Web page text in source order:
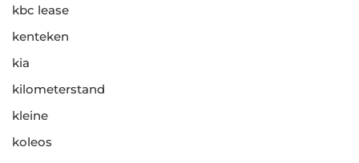
kbc lease
kenteken
kia
kilometerstand
kleine
koleos